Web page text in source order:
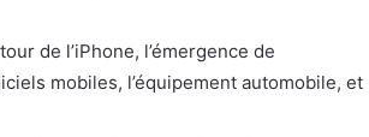
de l’iPhone, l’émergence de
mobiles, l’équipement automobile, et